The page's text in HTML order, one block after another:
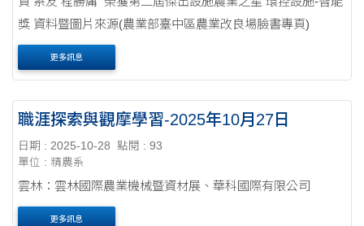
獎 資料暨圖片來源(農業部臺中區農業改良場臉書專頁)
更多訊息
職涯探索與觀摩學習-2025年10月27日
日期 : 2025-10-28
點閱 : 93
單位 : 精農系
雲林：雲林國際農業機械暨資材展、華科國際有限公司
更多訊息